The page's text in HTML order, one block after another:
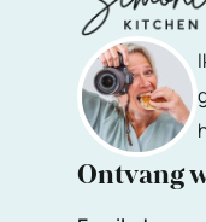
Ontvang